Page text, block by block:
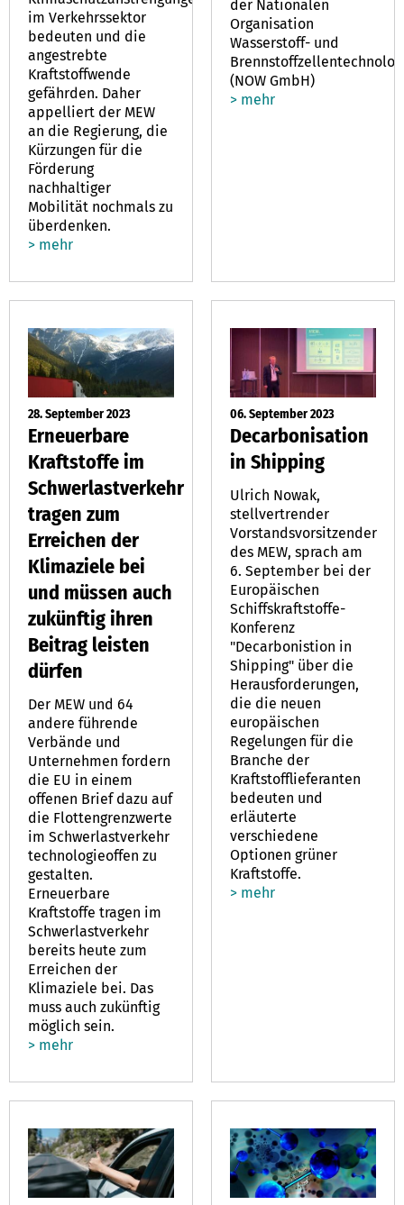
im Verkehrssektor
bedeuten und die
angestrebte
Kraftstoffwende
gefährden. Daher
appelliert der MEW
an die Regierung, die
Kürzungen für die
Förderung
nachhaltiger
Mobilität nochmals zu
überdenken.
> mehr
der Nationalen
Organisation
Wasserstoff- und
(NOW GmbH)
> mehr
28. September 2023
Erneuerbare
Kraftstoffe im
Schwerlastverkehr
tragen zum
Erreichen der
Klimaziele bei
und müssen auch
zukünftig ihren
Beitrag leisten
dürfen
Der MEW und 64
andere führende
Verbände und
Unternehmen fordern
die EU in einem
offenen Brief dazu auf
die Flottengrenzwerte
im Schwerlastverkehr
technologieoffen zu
gestalten.
Erneuerbare
Kraftstoffe tragen im
Schwerlastverkehr
bereits heute zum
Erreichen der
Klimaziele bei. Das
muss auch zukünftig
möglich sein.
> mehr
06. September 2023
Decarbonisation
in Shipping
Ulrich Nowak,
stellvertrender
Vorstandsvorsitzender
des MEW, sprach am
6. September bei der
Europäischen
Schiffskraftstoffe-
Konferenz
"Decarbonistion in
Shipping" über die
Herausforderungen,
die die neuen
europäischen
Regelungen für die
Branche der
Kraftstofflieferanten
bedeuten und
erläuterte
verschiedene
Optionen grüner
Kraftstoffe.
> mehr